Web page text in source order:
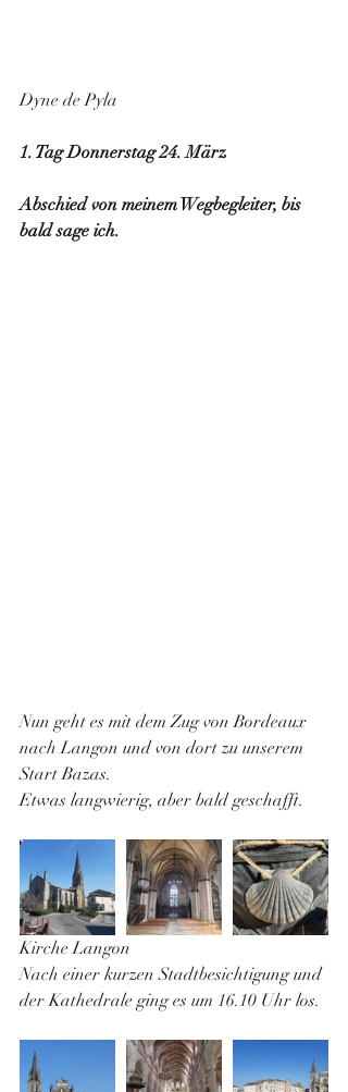
Dyne de Pyla
1. Tag Donnerstag 24. März
Abschied von meinem Wegbegleiter, bis
bald sage ich.
Nun geht es mit dem Zug von Bordeaux
nach Langon und von dort zu unserem
Start Bazas.
Etwas langwierig, aber bald geschafft.
Kirche Langon
Nach einer kurzen Stadtbesichtigung und
der Kathedrale ging es um 16.10 Uhr los.